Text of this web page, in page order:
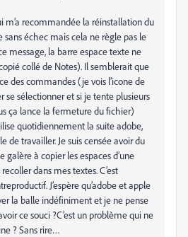
m’a recommandée la réinstallation du
sans échec mais cela ne règle pas le
message, la barre espace texte ne
collé de Notes). Il semblerait que
des commandes (je vois l’icone de
se sélectionner et si je tente plusieurs
ça lance la fermeture du fichier)
quotidiennement la suite adobe,
de travailler. Je suis censée avoir du
galère à copier les espaces d’une
dans mes textes. C’est
J’espère qu’adobe et apple
la balle indéfiniment et je ne pense
ce souci ?C’est un problème qui ne
? Sans rire…